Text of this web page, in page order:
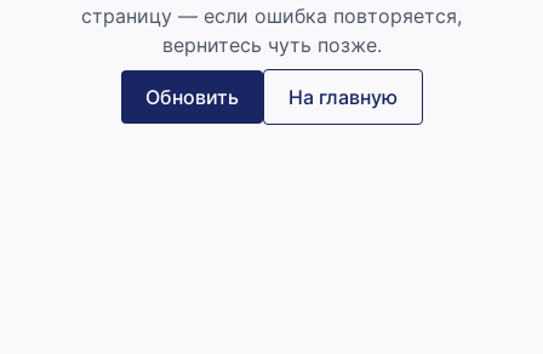
страницу — если ошибка повторяется,
вернитесь чуть позже.
Обновить На главную